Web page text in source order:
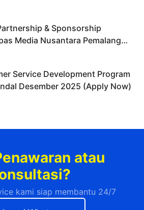
& Sponsorship
Media Nusantara Pemalang
Now)
Service Development Program
Desember 2025 (Apply Now)
atau
kami siap membantu 24/7